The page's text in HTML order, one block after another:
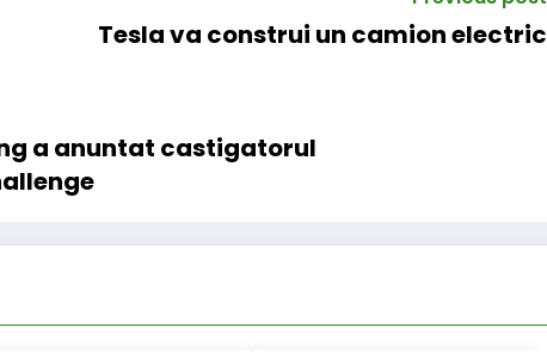
Tesla va construi un camion electric
a anuntat castigatorul